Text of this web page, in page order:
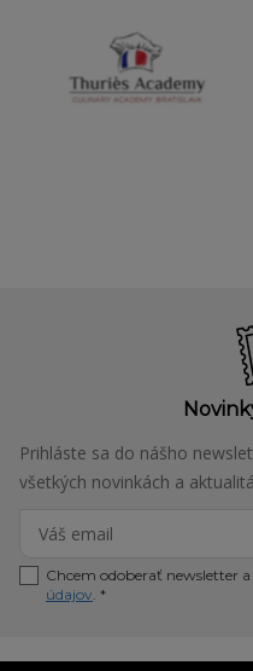
Prihláste sa do nášho
všetkých novinkách a
Chcem odoberať newsletter
údajov. *